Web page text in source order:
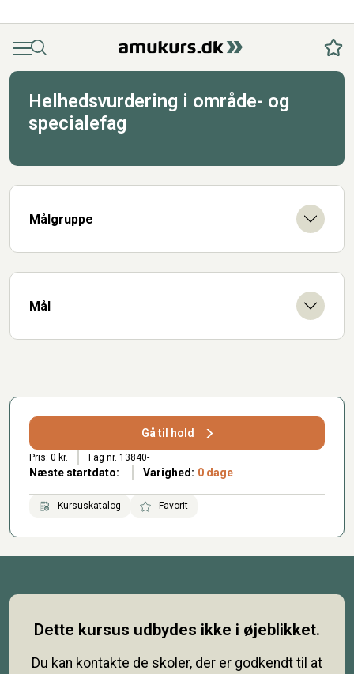
MenuSøg
Helhedsvurdering i område- og
specialefag
Målgruppe
Mål
Gå til hold
Pris: 0 kr. Fag nr. 13840-
Næste startdato: Varighed: 0 dage
Kursuskatalog Favorit
Dette kursus udbydes ikke i øjeblikket.
Du kan kontakte de skoler, der er godkendt til at